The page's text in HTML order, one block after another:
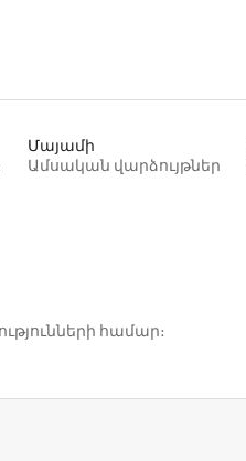
Մայամի
Ամսական վարձույթներ
համար։